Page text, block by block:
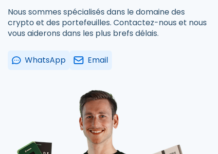
Nous sommes spécialisés dans le domaine des
crypto et des portefeuilles. Contactez-nous et nous
vous aiderons dans les plus brefs délais.
WhatsApp Email